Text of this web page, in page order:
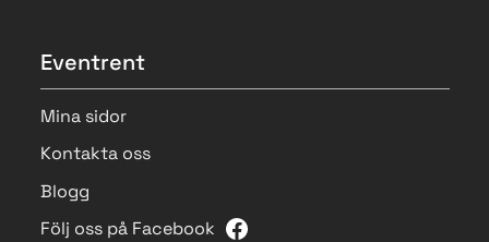
Eventrent
Mina sidor
Kontakta oss
Blogg
Följ oss på Facebook